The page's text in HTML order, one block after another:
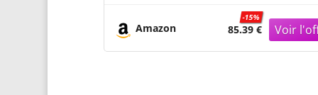
Amazon 85.39 €
-15%